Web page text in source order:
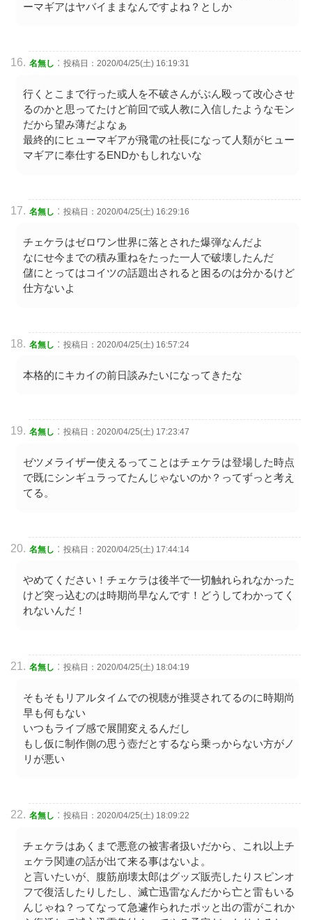
ーマギアはヤバイままなんですよね？としか
名無し : 投稿日：2020/04/25(土) 16:19:31
行くとこまで行った或人を不破さんがぶん殴って改心させ
るのかと思ってたけど前回で或人教に入信したようなモン
だから望み薄だよなぁ
最終的にヒューマギアが飛電の社長になって人類がヒュー
マギアに奉仕するENDかもしれないな
名無し : 投稿日：2020/04/25(土) 16:29:16
チェケラはゼロワン世界に落とされた爆弾なんだよ
なにせ今までの積み重ねをたった一人で破壊したんだ
儲にとってはコイツの話題出されると困るのは分かるけど
仕方ないよ
名無し : 投稿日：2020/04/25(土) 16:57:24
本格的にキカイの前日談みたいになってきたな
名無し : 投稿日：2020/04/25(土) 17:23:47
ゼツメライザー使えるってことはチェケラは登場した時点
で既にシンギュラってたんじゃないのか？ってずっと考え
てる。
名無し : 投稿日：2020/04/25(土) 17:44:14
やめてください！チェケラは後半で一切触れられなかった
けど突っ込むのは時期尚早なんです！どうしてわかってく
れないんだ！
名無し : 投稿日：2020/04/25(土) 18:04:19
そもそもリアルタイムでの視聴が推奨されてるのに時期尚
早も何もない
いつもライブ感で展開変えるんだし
もし仮に制作側の思う壺だとするなら乗っからない方がノ
リが悪い
名無し : 投稿日：2020/04/25(土) 18:09:22
チェケラはあくまで悪意の被害者扱いだから、これ以上チ
ェケラ関連の話が出て来る事はないよ。
と言いたいが、腹筋崩壊太郎はグッズ販売したりスピンオ
フで復活したりしたし、滅亡迅雷なんだから亡と雷もいる
んじゃね？ってなって急遽作られたポッと出の雷がこれか